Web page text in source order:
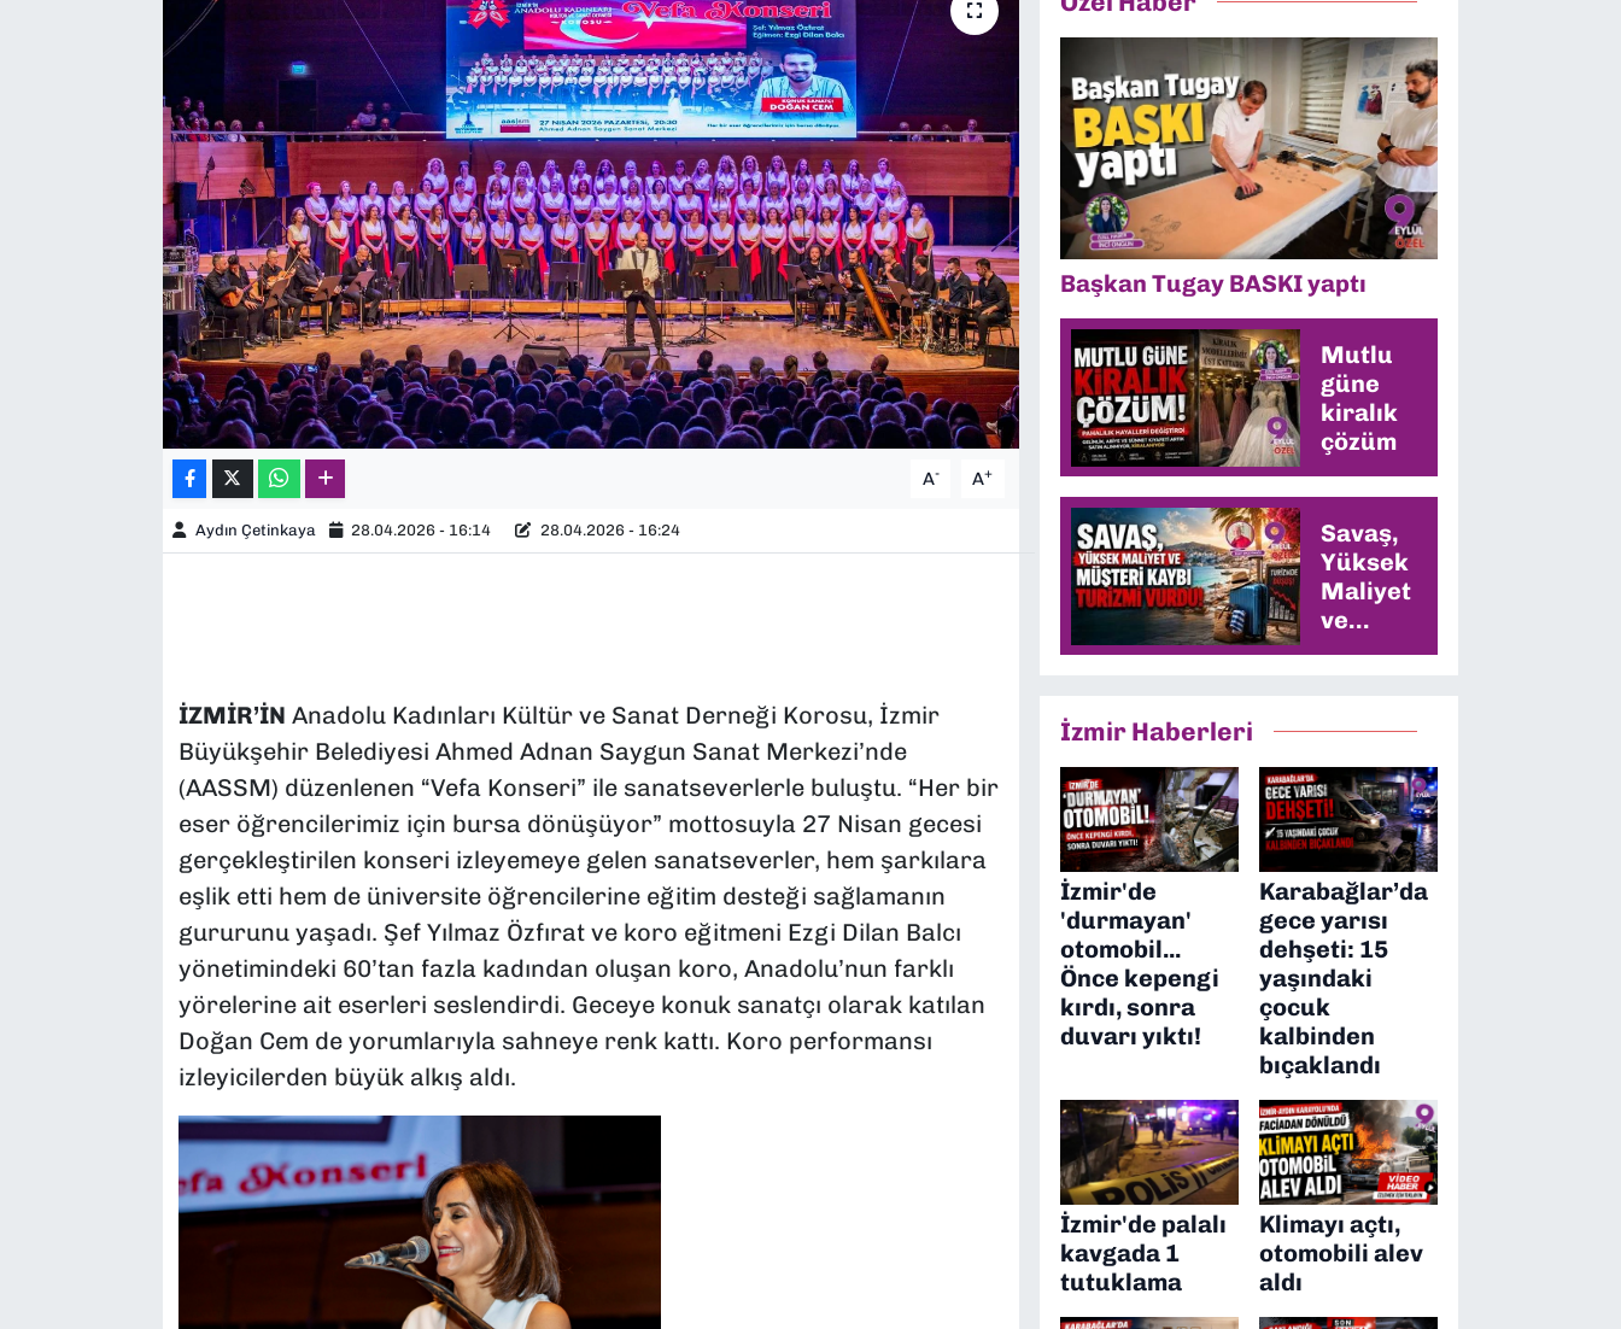
A- A+
Aydın Çetinkaya 28.04.2026 - 16:14 28.04.2026 - 16:24
İZMİR’İN Anadolu Kadınları Kültür ve Sanat Derneği Korosu, İzmir
Büyükşehir Belediyesi Ahmed Adnan Saygun Sanat Merkezi’nde
(AASSM) düzenlenen “Vefa Konseri” ile sanatseverlerle buluştu. “Her bir
eser öğrencilerimiz için bursa dönüşüyor” mottosuyla 27 Nisan gecesi
gerçekleştirilen konseri izleyemeye gelen sanatseverler, hem şarkılara
eşlik etti hem de üniversite öğrencilerine eğitim desteği sağlamanın
gururunu yaşadı. Şef Yılmaz Özfırat ve koro eğitmeni Ezgi Dilan Balcı
yönetimindeki 60’tan fazla kadından oluşan koro, Anadolu’nun farklı
yörelerine ait eserleri seslendirdi. Geceye konuk sanatçı olarak katılan
Doğan Cem de yorumlarıyla sahneye renk kattı. Koro performansı
izleyicilerden büyük alkış aldı.
Başkan Tugay BASKI yaptı
Mutlu
güne
kiralık
çözüm
Savaş,
Yüksek
Maliyet
ve
Müşteri
Vurdu
İzmir Haberleri
İzmir'de
'durmayan'
otomobil...
Önce kepengi
kırdı, sonra
duvarı yıktı!
Karabağlar’da
gece yarısı
dehşeti: 15
yaşındaki
çocuk
kalbinden
bıçaklandı
İzmir'de palalı
kavgada 1
tutuklama
Klimayı açtı,
otomobili alev
aldı
TEKNOLOJİ
YEREL YÖNETİMLER